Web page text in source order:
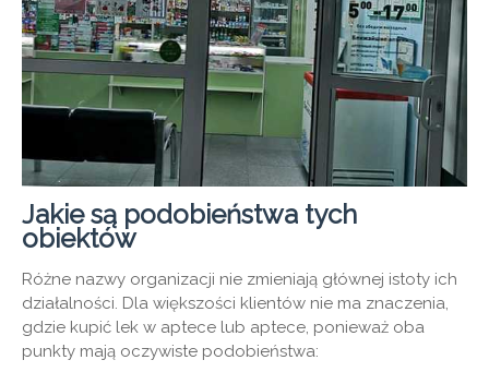
Jakie są podobieństwa tych
obiektów
Różne nazwy organizacji nie zmieniają głównej istoty ich
działalności. Dla większości klientów nie ma znaczenia,
gdzie kupić lek w aptece lub aptece, ponieważ oba
punkty mają oczywiste podobieństwa: